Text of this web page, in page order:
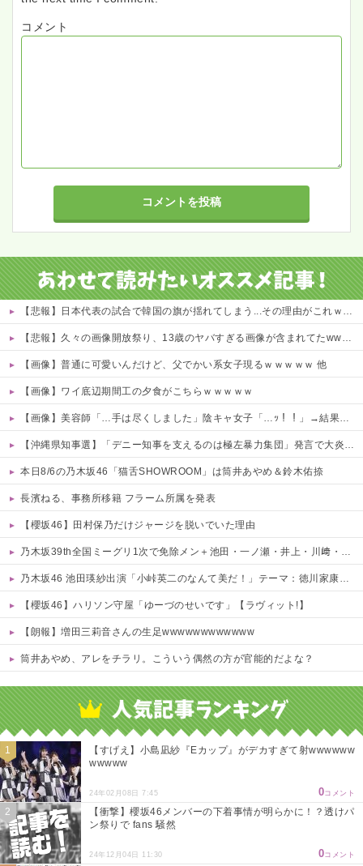
コメント
【悲報】日本代表の試合で韓国の旗が揺れてしまう...その理由がこれｗｗｗｗ 他
【悲報】久々の画像開放祭り、13歳のヤバすぎる画像が含まれてたwwwwww 他
【画像】普通に可愛いんだけど、父でかい系女子現るｗｗｗｗｗ 他
【画像】ワイ底辺期間工の夕食がこちらｗｗｗｗｗ
【画像】美容師「…手は尽くしました」陰キャ女子「…ｯ！！」→結果をご覧くださいw w w w w w w w
【沖縄県知事選】「デニー知事を支えるのは極左暴力集団」発言で大炎上ｗｗｗ
本日8/6の乃木坂46「猫舌SHOWROOM」は筒井あやめ＆鈴木佑捺
長濱ねる、事務所移籍 フラーム所属を発表
【櫻坂46】田村保乃だけジャージを脱いでいた理由
乃木坂39th全国ミーグリ1次で免除メン＋池田・一ノ瀬・井上・川﨑・菅原・中西が全完売
乃木坂46 池田瑛紗出演「小峠英二のなんて美だ！」テーマ：徳川家康【2025.8.5 24:00〜 TOKYO MX】
【櫻坂46】ハリソン守屋「ゆーづのせいです」【ラヴィット!】
【朗報】増田三莉音さんの生足wwwwwwwwwwww
筒井あやめ、アレをチラリ。こういう偶然の方が官能的だよな？
【すげえ】小島凪紗『Eカップ』がデカすぎて射wwwwww
wwwww
24年02月08日 7:45 0コメント
【衝撃】櫻坂46メンバーの下着事情が明らかに！？透けパ
ン祭りで fans 騒然
24年12月04日 11:30 0コメント